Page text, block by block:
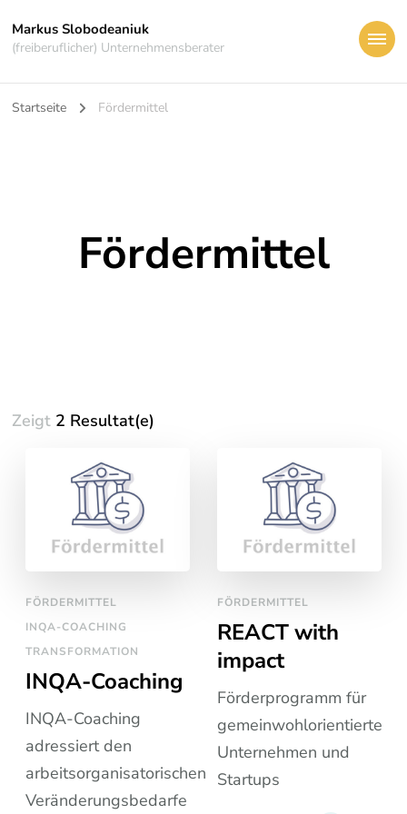
Markus Slobodeaniuk
(freiberuflicher) Unternehmensberater
Startseite Fördermittel
Fördermittel
Zeigt 2 Resultat(e)
FÖRDERMITTEL
INQA-COACHING
TRANSFORMATION
INQA-Coaching
INQA-Coaching
adressiert den
arbeitsorganisatorischen
Veränderungsbedarfe
FÖRDERMITTEL
REACT with
impact
Förderprogramm für
gemeinwohlorientierte
Unternehmen und
Startups